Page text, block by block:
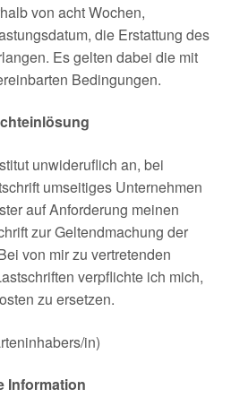
von acht Wochen,
die Erstattung des
Es gelten dabei die mit
Bedingungen.
unwideruflich an, bei
umseitiges Unternehmen
auf Anforderung meinen
zur Geltendmachung der
von mir zu vertretenden
verpflichte ich mich,
zu ersetzen.
in)
Information